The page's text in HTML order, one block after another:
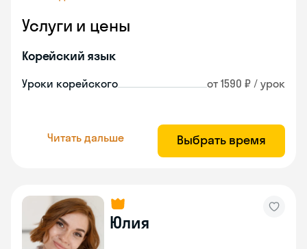
Услуги и цены
Корейский язык
Уроки корейского от 1590 ₽ / урок
Читать дальше Выбрать время
Юлия